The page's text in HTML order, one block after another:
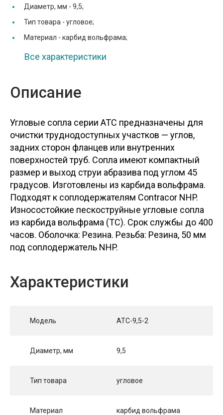
Диаметр, мм - 9,5;
Тип товара - угловое;
Материал - карбид вольфрама;
Все характеристики
Описание
Угловые сопла серии ATC предназначены для
очистки труднодоступных участков — углов,
задних сторон фланцев или внутренних
поверхностей труб. Сопла имеют компактный
размер и выход струи абразива под углом 45
градусов. Изготовлены из карбида вольфрама.
Подходят к соплодержателям Contracor NHP.
Износостойкие пескоструйные угловые сопла
из карбида вольфрама (TC). Срок службы до 400
часов. Оболочка: Резина. Резьба: Резина, 50 мм
под соплодержатель NHP.
Характеристики
Модель ATC-9,5-2
Диаметр, мм 9,5
Тип товара угловое
Материал карбид вольфрама